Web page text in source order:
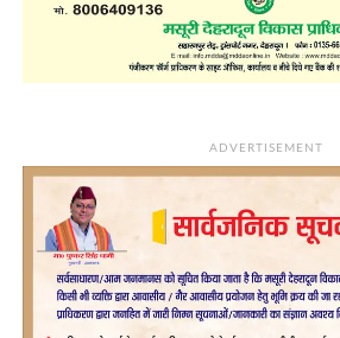
ADVERTISEMENT